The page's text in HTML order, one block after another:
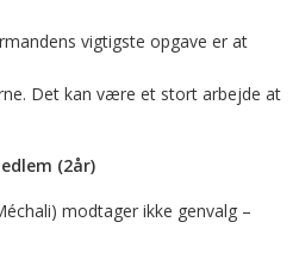
vigtigste opgave er at
Det kan være et stort arbejde at
(2år)
modtager ikke genvalg –